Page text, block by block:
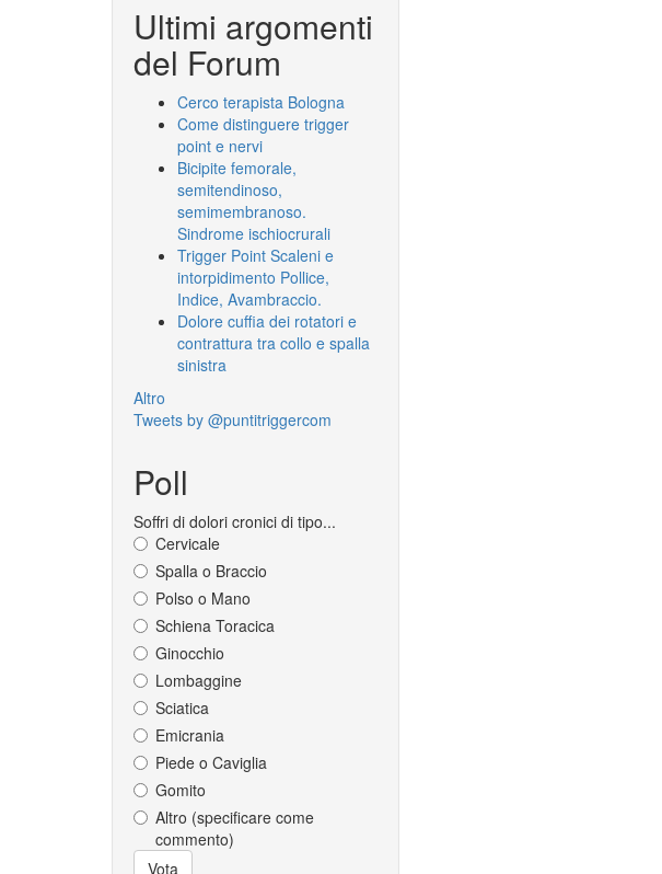
Ultimi argomenti
del Forum
Cerco terapista Bologna
Come distinguere trigger
point e nervi
Bicipite femorale,
semitendinoso,
semimembranoso.
Sindrome ischiocrurali
Trigger Point Scaleni e
intorpidimento Pollice,
Indice, Avambraccio.
Dolore cuffia dei rotatori e
contrattura tra collo e spalla
sinistra
Altro
Tweets by @puntitriggercom
Poll
Soffri di dolori cronici di tipo...
Cervicale
Spalla o Braccio
Polso o Mano
Schiena Toracica
Ginocchio
Lombaggine
Sciatica
Emicrania
Piede o Caviglia
Gomito
Altro (specificare come
commento)
Scelte
Vota